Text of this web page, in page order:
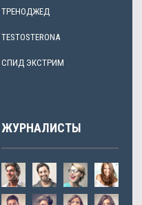
ТРЕНОДЖЕД
TESTOSTERONA
СПИД ЭКСТРИМ
ЖУРНАЛИСТЫ